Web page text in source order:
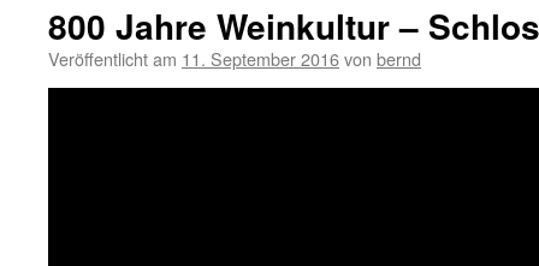
800 Jahre Weinkultur –
Veröffentlicht am 11. September 2016von bernd